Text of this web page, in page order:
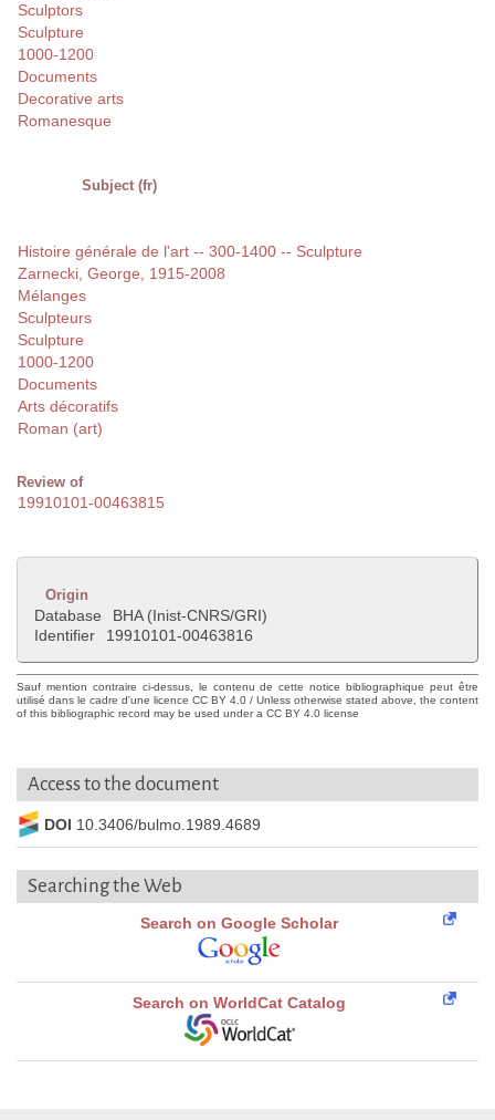
Sculptors
Sculpture
1000-1200
Documents
Decorative arts
Romanesque
Subject (fr)
Histoire générale de l'art -- 300-1400 -- Sculpture
Zarnecki, George, 1915-2008
Mélanges
Sculpteurs
Sculpture
1000-1200
Documents
Arts décoratifs
Roman (art)
Review of
19910101-00463815
Origin
Database
BHA (Inist-CNRS/GRI)
Identifier
19910101-00463816
Sauf mention contraire ci-dessus, le contenu de cette notice bibliographique peut être
utilisé dans le cadre d'une licence CC BY 4.0 / Unless otherwise stated above, the content
of this bibliographic record may be used under a CC BY 4.0 license
Access to the document
DOI 10.3406/bulmo.1989.4689
Searching the Web
Search on Google Scholar
Search on WorldCat Catalog